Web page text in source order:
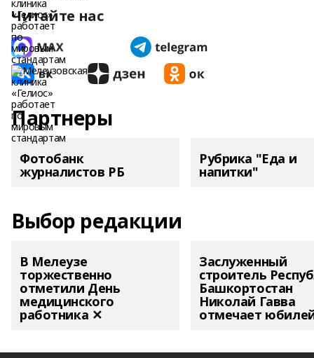
Читайте нас
Партнеры
Фотобанк
журналистов РБ
Рубрика "Еда и
напитки"
Выбор редакции
В Мелеузе
торжественно
отметили День
медицинского
работника ✕
Заслуженный
строитель
Башкортостан
Николай Гавва
отмечает